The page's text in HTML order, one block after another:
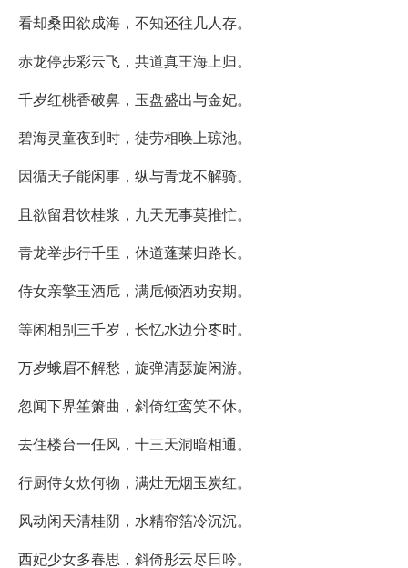
看却桑田欲成海，不知还往几人存。
赤龙停步彩云飞，共道真王海上归。
千岁红桃香破鼻，玉盘盛出与金妃。
碧海灵童夜到时，徒劳相唤上琼池。
因循天子能闲事，纵与青龙不解骑。
且欲留君饮桂浆，九天无事莫推忙。
青龙举步行千里，休道蓬莱归路长。
侍女亲擎玉酒卮，满卮倾酒劝安期。
等闲相别三千岁，长忆水边分枣时。
万岁蛾眉不解愁，旋弹清瑟旋闲游。
忽闻下界笙箫曲，斜倚红鸾笑不休。
去住楼台一任风，十三天洞暗相通。
行厨侍女炊何物，满灶无烟玉炭红。
风动闲天清桂阴，水精帘箔冷沉沉。
西妃少女多春思，斜倚彤云尽日吟。